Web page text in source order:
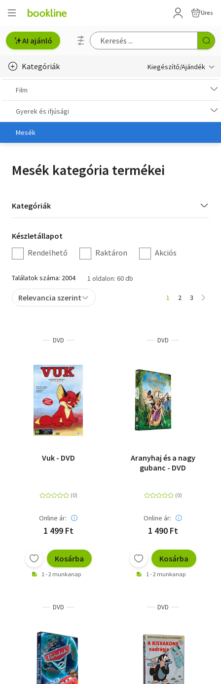
Üres
AI ajánló
Kategóriák Kiegészítő/Ajándék
Ajándék, utalványok
Könyves kiegészítők
Film
Film
Gyerek és ifjúsági
Mesék
Mesék kategória termékei
Kategória
szűrés
Kategóriák
Készletállapot
szűrés
Készletállapot
Rendelhető
Raktáron Akciós
Találatok száma: 2004 1 oldalon: 60 db
Relevancia szerint 1 2 3
DVD
Vuk - DVD
Online ár:
1 499 Ft
Kosárba
1 - 2 munkanap
DVD
Aranyhaj és a nagy
gubanc - DVD
Online ár:
1 490 Ft
Kosárba
1 - 2 munkanap
DVD DVD